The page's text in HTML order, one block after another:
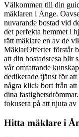
Välkommen till din
mäklaren i Ånge.
nuvarande bostad vid
det perfekta hemmet i
rätt mäklare en av de
MäklarOfferter förstår
att din bostadsresa blir
vår omfattande
dedikerade tjänst för
några klick bort från
dina
fokusera på att njuta av
Hitta mäklare i